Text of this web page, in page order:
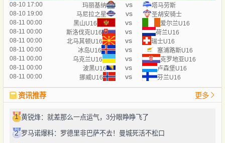
08-10 17:00 玛丽基纳 vs
塔马劳斯
08-10 19:00
马尼拉之星 vs
圣胡安骑士
08-11 00:00
黑山U16 vs
爱尔兰U16
08-11 00:00
斯洛伐克U16 vs
荷兰U16
08-11 00:00
北马其顿U16 vs
瑞士U16
08-11 00:00
冰岛U16 vs
塞浦路斯U16
08-11 00:00
乌克兰U16 vs
克罗地亚U16
08-11 00:00
波黑U16 vs
卢森堡U16
08-11 00:00
挪威U16 vs 芬兰U16
资讯推荐 更多
1 黄锐烽：就差那么一点运气，3分眼睁睁飞了
2 罗马诺爆料：罗德里非巴萨不去！曼城死活不松口